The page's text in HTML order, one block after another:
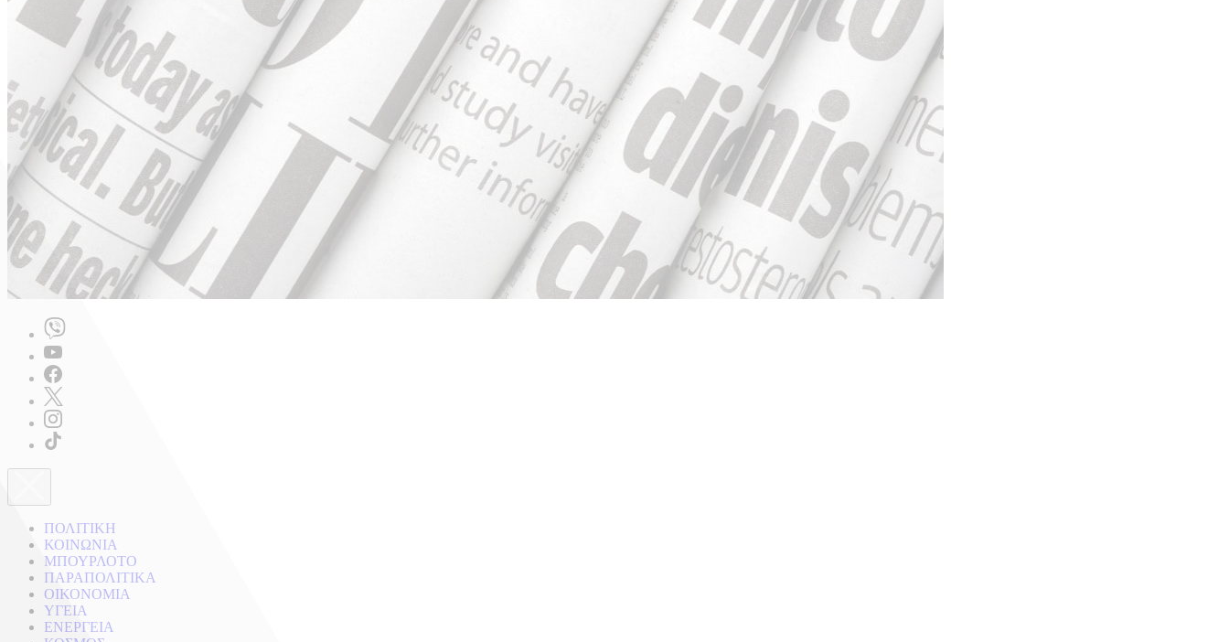
ΠΟΛΙΤΙΚΗ
ΚΟΙΝΩΝΙΑ
ΜΠΟΥΡΛΟΤΟ
ΠΑΡΑΠΟΛΙΤΙΚΑ
ΟΙΚΟΝΟΜΙΑ
ΥΓΕΙΑ
ΕΝΕΡΓΕΙΑ